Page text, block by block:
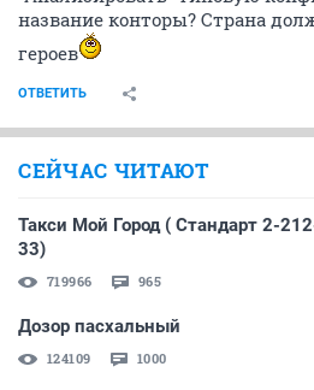
название конторы? Страна
героев
ОТВЕТИТЬ
СЕЙЧАС ЧИТАЮТ
Такси Мой Город ( Стандарт 2-
33)
719966 965
Дозор пасхальный
124109 1000